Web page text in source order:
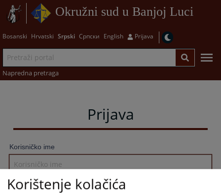
Okružni sud u Banjoj Luci
Bosanski Hrvatski Srpski Српски English Prijava
Napredna pretraga
Prijava
Korisničko ime
Lozinka
Korištenje kolačića